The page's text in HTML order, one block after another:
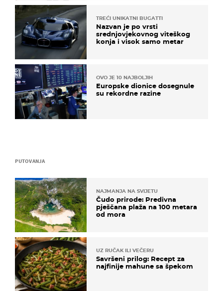
PUTOVANJA
NAJMANJA NA SVIJETU
Čudo prirode: Predivna
pješčana plaža na 100 metara
od mora
UZ RUČAK ILI VEČERU
Savršeni prilog: Recept za
najfinije mahune sa špekom
TREĆI UNIKATNI BUGATTI
Nazvan je po vrsti
srednjovjekovnog viteškog
konja i visok samo metar
OVO JE 10 NAJBOLJIH
Europske dionice dosegnule
su rekordne razine